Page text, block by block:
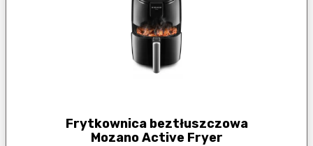
Frytkownica beztłuszczowa
Mozano Active Fryer